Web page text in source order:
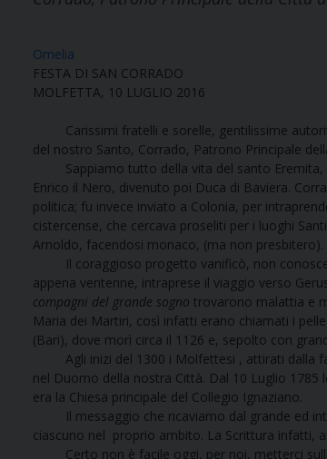
Omelia
FESTA DI SAN CORRADO
MOLFETTA, 10 LUGLIO 2016
Carissimi fratelli e sorelle, gentilissime
del nostro Santo, Corrado, Patrono Principale
Sappiamo tutto della vita del santo Eremita,
Enrico il Nero, divenuto poi Duca di Baviera.
politica; fu invece inviato a Colonia, per
cistercense, che cercava proseliti per i luoghi
Arnoldo, facendosi monaco, (ma non presbitero).
Il coraggioso progetto vanificò, non
appena ventenne, intraprese il viaggio verso
compagni del grande sogno trovarono malattia e
Maria dei Martiri, così infatti erano chiamati i
(Bari), dove morì circa il 1126 e, sepolto con
Agli inizi del 1300 i Molfettesi , attirati dalla
nel Duomo della nostra Città. Dal 10 Luglio
era la Chiesa principale del Collegio Ignaziano.
Il messaggio che ricaviamo dal grande ed
ciascuno nel proprio ambito. La Scrittura infatti,
Certo non è facile oggi, per noi, metterci